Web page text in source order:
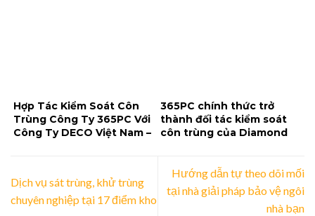
Hợp Tác Kiểm Soát Côn
Trùng Công Ty 365PC Với
Công Ty DECO Việt Nam –
365PC chính thức trở
thành đối tác kiểm soát
côn trùng của Diamond
Dịch vụ sát trùng, khử trùng
chuyên nghiệp tại 17 điểm kho
Hướng dẫn tự theo dõi mối
tại nhà giải pháp bảo vệ ngôi
nhà bạn